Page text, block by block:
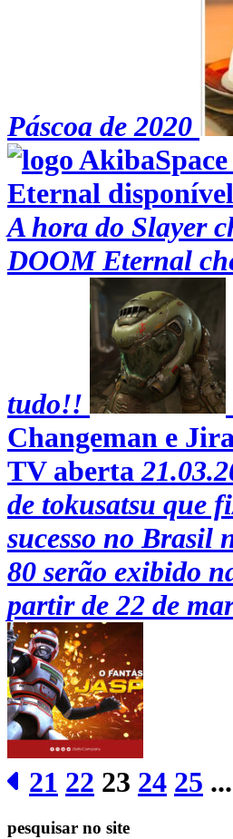
Páscoa de 2020
Eternal
A hora do Slayer
DOOM Eternal
tudo!!
Changeman e
TV aberta
de tokusatsu que
sucesso no Brasil
80 serão exibido
partir de 22 de
21 22 23 24 25 ...
pesquisar no site